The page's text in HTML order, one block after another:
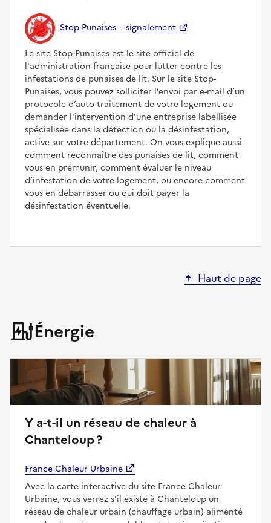
Stop-Punaises – signalement
Le site Stop-Punaises est le site officiel de
l'administration française pour lutter contre les
infestations de punaises de lit. Sur le site Stop-
Punaises, vous pouvez solliciter l’envoi par e-mail d’un
protocole d’auto-traitement de votre logement ou
demander l'intervention d'une entreprise labellisée
spécialisée dans la détection ou la désinfestation,
active sur votre département. On vous explique aussi
comment reconnaître des punaises de lit, comment
vous en prémunir, comment évaluer le niveau
d’infestation de votre logement, ou encore comment
vous en débarrasser ou qui doit payer la
désinfestation éventuelle.
Haut de page
Énergie
Y a-t-il un réseau de chaleur à
Chanteloup ?
France Chaleur Urbaine
Avec la carte interactive du site France Chaleur
Urbaine, vous verrez s'il existe à Chanteloup un
réseau de chaleur urbain (chauffage urbain) alimenté